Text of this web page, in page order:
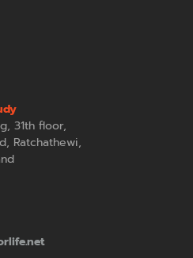
31th floor,
Ratchathewi,